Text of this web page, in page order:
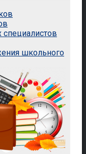
специалистов
школьного